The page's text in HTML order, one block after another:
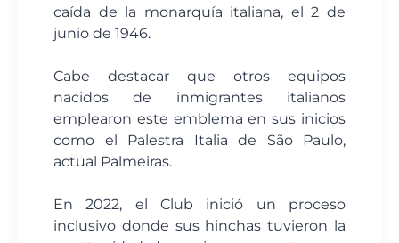
caída de la monarquía italiana, el 2 de
junio de 1946.
Cabe destacar que otros equipos
nacidos de inmigrantes italianos
emplearon este emblema en sus inicios
como el Palestra Italia de São Paulo,
actual Palmeiras.
En 2022, el Club inició un proceso
inclusivo donde sus hinchas tuvieron la